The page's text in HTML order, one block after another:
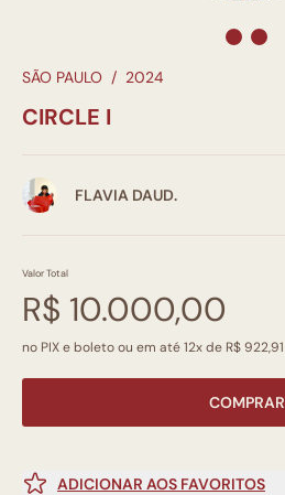
SÃO PAULO / 2024
CIRCLE I
FLAVIA DAUD.
Valor Total
R$ 10.000,00
no PIX e boleto ou em até 12x de R$ 922,91
COMPRAR
ADICIONAR AOS FAVORITOS